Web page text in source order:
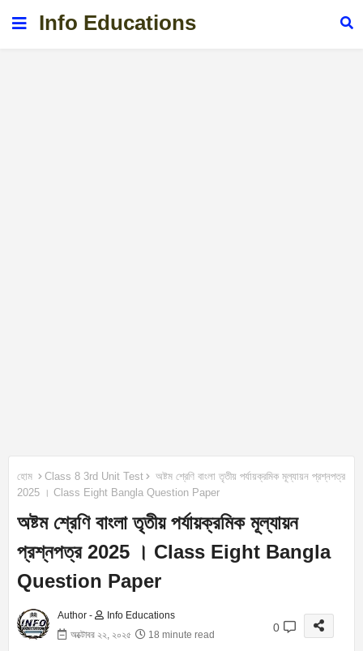
Info Educations
হোম Class 8 3rd Unit Test
অষ্টম শ্রেণি বাংলা তৃতীয় পর্যায়ক্রমিক মূল্যায়ন প্রশ্নপত্র
2025 । Class Eight Bangla Question Paper
অষ্টম শ্রেণি বাংলা তৃতীয় পর্যায়ক্রমিক মূল্যায়ন
প্রশ্নপত্র 2025 । Class Eight Bangla
Question Paper
Author -
Info Educations
অক্টোবর ২২, ২০২৫
18 minute read
0